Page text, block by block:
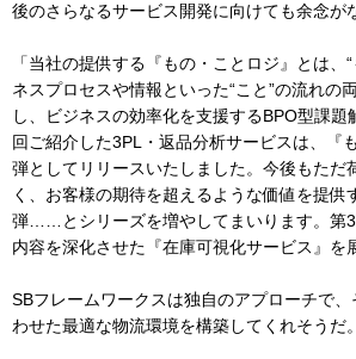
後のさらなるサービス開発に向けても余念が
「当社の提供する『もの・ことロジ』とは、
ネスプロセスや情報といった“こと”の流れの
し、ビジネスの効率化を支援するBPO型課題
回ご紹介した3PL・返品分析サービスは、『
弾としてリリースいたしました。今後もただ
く、お客様の期待を超えるような価値を提供
弾……とシリーズを増やしてまいります。第
内容を深化させた『在庫可視化サービス』を
SBフレームワークスは独自のアプローチで
わせた最適な物流環境を構築してくれそうだ。